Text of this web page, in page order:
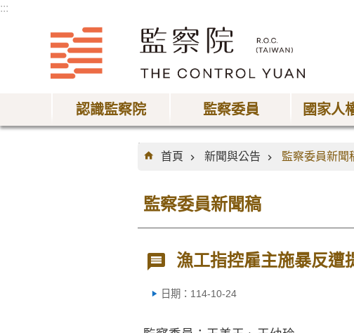
:::
認識監察院 監察委員 國家人
:::
首頁
新聞與公告 監察委員新聞
監察委員新聞稿
漁工指控雇主施暴反
日期：114-10-24